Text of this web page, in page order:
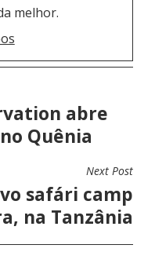
melhor.
abre
Quênia
Next Post
safári camp
na Tanzânia